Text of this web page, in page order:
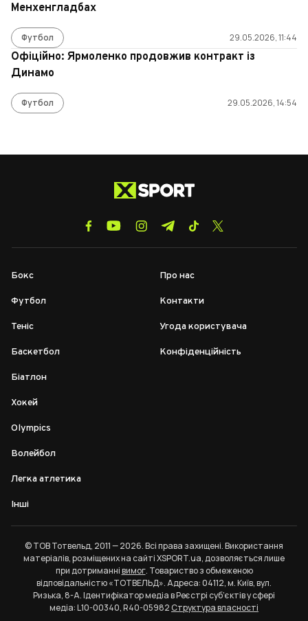
Менхенгладбах
Футбол 29.05.2026, 11:44
Офіційно: Ярмоленко продовжив контракт із
Динамо
Футбол 29.05.2026, 14:54
Бокс
Футбол
Теніс
Баскетбол
Біатлон
Хокей
Olympics
Волейбол
Легка атлетика
Інші
Про нас
Контакти
Угода користувача
Конфіденційність
© ТОВ Тотвельд, 2011 — 2026. Всі права захищені. Використання
матеріалів, розміщених на сайті XSPORT.ua, дозволяється лише
при дотриманнівимог. Товариство з обмеженою
відповідальністю «ТОТВЕЛЬД». Адреса: 04112, м. Київ, вул.
Ризька, 8-А. Ідентифікатор медіа в Реєстрі суб’єктів у сфері
медіа: L10-00340, R40-05982Структура власності